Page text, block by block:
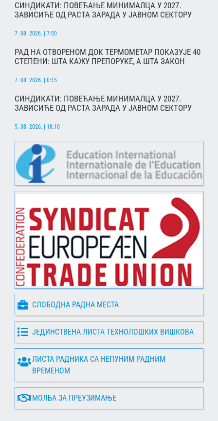
СИНДИКАТИ: ПОВЕЋАЊЕ МИНИМАЛЦА У 2027.
ЗАВИСИЋЕ ОД РАСТА ЗАРАДА У ЈАВНОМ СЕКТОРУ
7. 08. 2026. | 7:20
РАД НА ОТВОРЕНОМ ДОК ТЕРМОМЕТАР ПОКАЗУЈЕ 40
СТЕПЕНИ: ШТА КАЖУ ПРЕПОРУКЕ, А ШТА ЗАКОН
7. 08. 2026. | 0:15
СИНДИКАТИ: ПОВЕЋАЊЕ МИНИМАЛЦА У 2027.
ЗАВИСИЋЕ ОД РАСТА ЗАРАДА У ЈАВНОМ СЕКТОРУ
5. 08. 2026. | 18:10
СЛОБОДНА РАДНА МЕСТА
ЈЕДИНСТВЕНА ЛИСТА ТЕХНОЛОШКИХ ВИШКОВА
ЛИСТА РАДНИКА СА НЕПУНИМ РАДНИМ
ВРЕМЕНОМ
МОЛБА ЗА ПРЕУЗИМАЊЕ